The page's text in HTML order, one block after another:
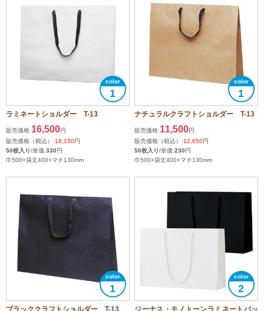
1
ラミネートショルダー T-13
販売価格:16,500円
販売価格（税込）:18,150円
50枚入り/単価:330円
巾500×袋丈400×マチ130mm
1
ナチュラルクラフトショルダー T-13
販売価格:11,500円
販売価格（税込）:12,650円
50枚入り/単価:230円
巾500×袋丈400×マチ130mm
1
ブラッククラフトショルダー T-13
2
ジーナス・モノトーンラミネートバッ